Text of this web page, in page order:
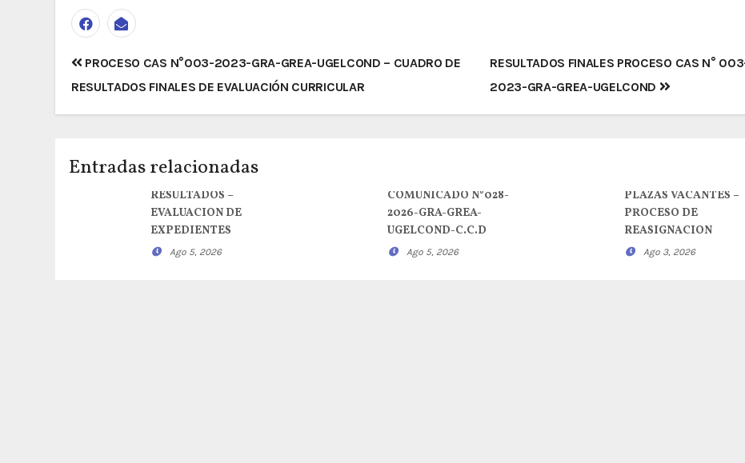
Navegación
de
entradas
PROCESO CAS N°003-2023-GRA-GREA-UGELCOND – CUADRO DE
RESULTADOS FINALES DE EVALUACIÓN CURRICULAR
RESULTADOS FINALES PROCESO CAS N°
2023-GRA-GREA-UGELCOND
Entradas relacionadas
RESULTADOS –
EVALUACION DE
EXPEDIENTES
Ago 5, 2026
COMUNICADO N°028-
2026-GRA-GREA-
UGELCOND-C.C.D
Ago 5, 2026
PLAZAS VACANTES –
PROCESO DE
REASIGNACION
Ago 3, 2026